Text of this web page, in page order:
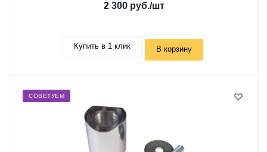
2 300 руб./шт
Купить в 1 клик В корзину
СОВЕТУЕМ